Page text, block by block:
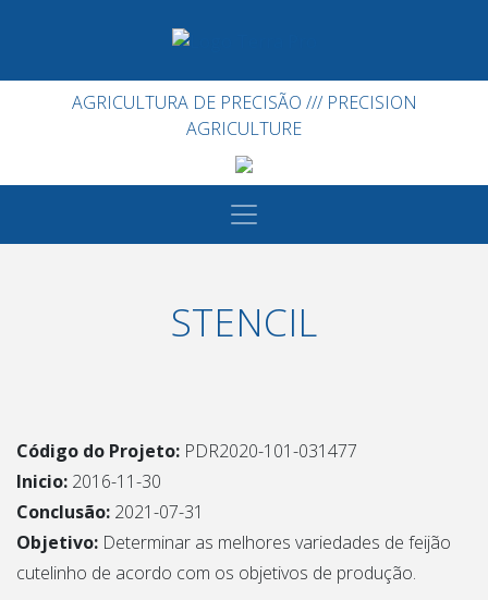
AGRICULTURA DE PRECISÃO /// PRECISION
AGRICULTURE
STENCIL
Código do Projeto: PDR2020-101-031477
Inicio: 2016-11-30
Conclusão: 2021-07-31
Objetivo: Determinar as melhores variedades de feijão
cutelinho de acordo com os objetivos de produção.